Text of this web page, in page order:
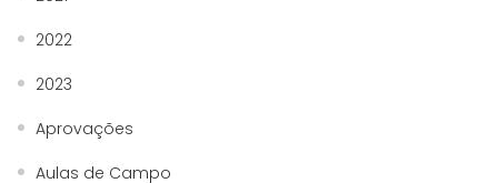
2022
2023
Aprovações
Aulas de Campo